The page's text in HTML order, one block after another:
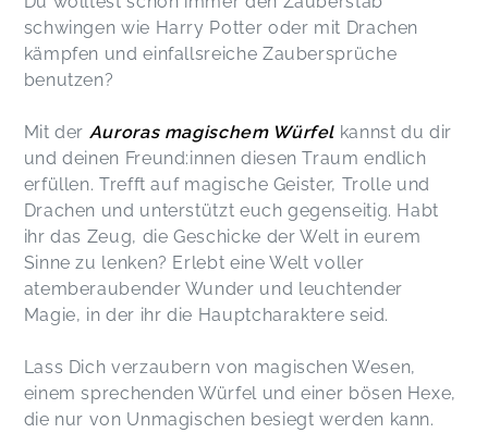
schwingen wie Harry Potter oder mit Drachen
kämpfen und einfallsreiche Zaubersprüche
benutzen?
Mit der Auroras magischem Würfel kannst du dir
und deinen Freund:innen diesen Traum endlich
erfüllen. Trefft auf magische Geister, Trolle und
Drachen und unterstützt euch gegenseitig. Habt
ihr das Zeug, die Geschicke der Welt in eurem
Sinne zu lenken? Erlebt eine Welt voller
atemberaubender Wunder und leuchtender
Magie, in der ihr die Hauptcharaktere seid.
Lass Dich verzaubern von magischen Wesen,
einem sprechenden Würfel und einer bösen Hexe,
die nur von Unmagischen besiegt werden kann.